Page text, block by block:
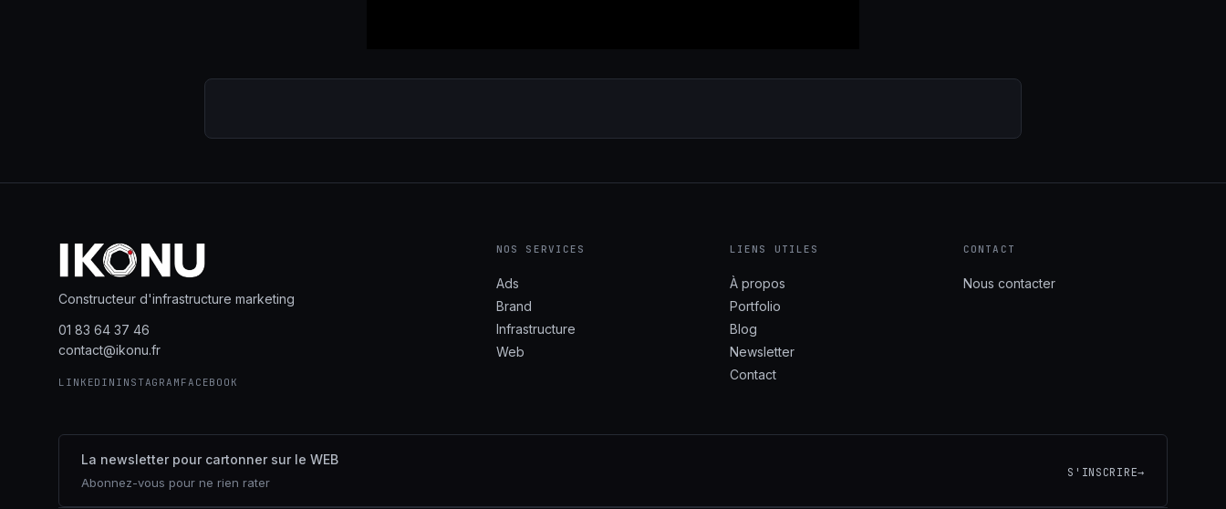
Constructeur d'infrastructure marketing
01 83 64 37 46
contact@ikonu.fr
LINKEDIN INSTAGRAM FACEBOOK
NOS SERVICES
Ads
Brand
Infrastructure
Web
LIENS UTILES
À propos
Portfolio
Blog
Newsletter
Contact
CONTACT
Nous contacter
La newsletter pour cartonner sur le WEB
Abonnez-vous pour ne rien rater
S'INSCRIRE→